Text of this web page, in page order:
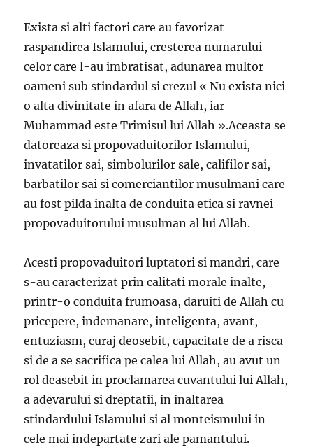
Exista si alti factori care au favorizat
raspandirea Islamului, cresterea numarului
celor care l-au imbratisat, adunarea multor
oameni sub stindardul si crezul « Nu exista nici
o alta divinitate in afara de Allah, iar
Muhammad este Trimisul lui Allah ».Aceasta se
datoreaza si propovaduitorilor Islamului,
invatatilor sai, simbolurilor sale, califilor sai,
barbatilor sai si comerciantilor musulmani care
au fost pilda inalta de conduita etica si ravnei
propovaduitorului musulman al lui Allah.
Acesti propovaduitori luptatori si mandri, care
s-au caracterizat prin calitati morale inalte,
printr-o conduita frumoasa, daruiti de Allah cu
pricepere, indemanare, inteligenta, avant,
entuziasm, curaj deosebit, capacitate de a risca
si de a se sacrifica pe calea lui Allah, au avut un
rol deasebit in proclamarea cuvantului lui Allah,
a adevarului si dreptatii, in inaltarea
stindardului Islamului si al monteismului in
cele mai indepartate zari ale pamantului.